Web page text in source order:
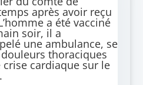
après avoir reçu
a été vacciné
soir, il a
une ambulance, se
thoraciques
crise cardiaque sur le